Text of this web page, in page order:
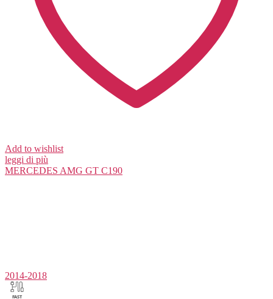
Add to wishlist
leggi di più
MERCEDES AMG GT C190
2014-2018